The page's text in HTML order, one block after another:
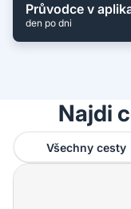
Průvodce v
den po dni
Najdi
Všechny cesty